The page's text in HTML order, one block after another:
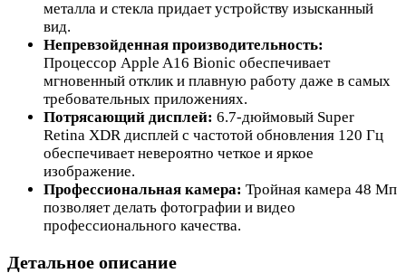
металла и стекла придает устройству изысканный
вид.
Непревзойденная производительность:
Процессор Apple A16 Bionic обеспечивает
мгновенный отклик и плавную работу даже в самых
требовательных приложениях.
Потрясающий дисплей: 6.7-дюймовый Super
Retina XDR дисплей с частотой обновления 120 Гц
обеспечивает невероятно четкое и яркое
изображение.
Профессиональная камера: Тройная камера 48 Мп
позволяет делать фотографии и видео
профессионального качества.
Детальное описание